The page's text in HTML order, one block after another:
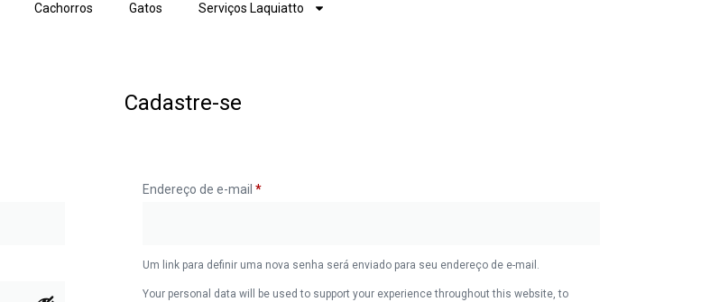
Cachorros Gatos Serviços Laquiatto
Cadastre-se
Endereço de e-mail *
Um link para definir uma nova senha será enviado para seu endereço de e-mail.
Your personal data will be used to support your experience throughout this website, to